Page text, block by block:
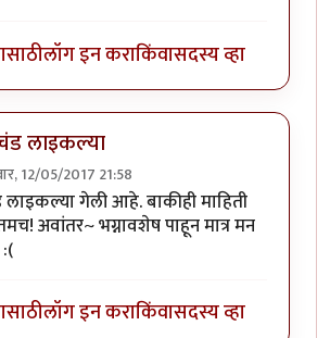
लॉग इन कराकिंवासदस्य व्हा
लाइकल्या
12/05/2017 21:58
लाइकल्या गेली आहे. बाकीही माहिती
अवांतर~ भग्नावशेष पाहून मात्र मन
लॉग इन कराकिंवासदस्य व्हा